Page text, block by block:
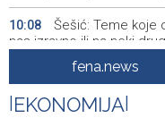
10:08
Šešić: Teme koje
nas izravno ili na neki
Stručnjaci - Uz
najveći problem
fena.news
EKONOMIJA